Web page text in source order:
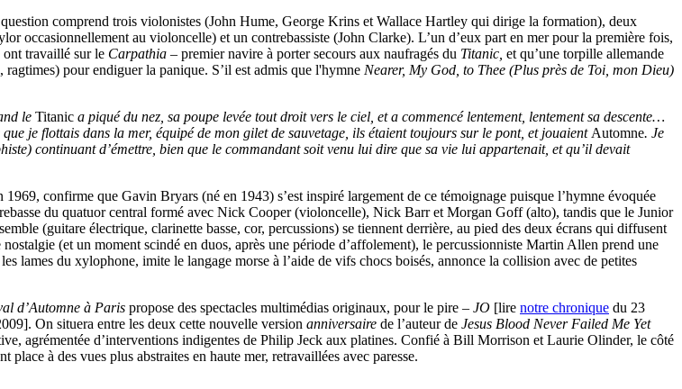
comprend trois violonistes (John Hume, George Krins et Wallace Hartley qui dirige la formation), deux
au violoncelle) et un contrebassiste (John Clarke). L’un d’eux part en mer pour la première fois,
ont travaillé sur le Carpathia – premier navire à porter secours aux naufragés du Titanic, et qu’une torpille allemande
pour endiguer la panique. S’il est admis que l'hymne Nearer, My God, to Thee (Plus près de Toi, mon Dieu)
le Titanic a piqué du nez, sa poupe levée tout droit vers le ciel, et a commencé lentement, lentement sa descente…
je flottais dans la mer, équipé de mon gilet de sauvetage, ils étaient toujours sur le pont, et jouaient Automne. Je
continuant d’émettre, bien que le commandant soit venu lui dire que sa vie lui appartenait, et qu’il devait
1969, confirme que Gavin Bryars (né en 1943) s’est inspiré largement de ce témoignage puisque l’hymne évoquée
du quatuor central formé avec Nick Cooper (violoncelle), Nick Barr et Morgan Goff (alto), tandis que le Junior
(guitare électrique, clarinette basse, cor, percussions) se tiennent derrière, au pied des deux écrans qui diffusent
(et un moment scindé en duos, après une période d’affolement), le percussionniste Martin Allen prend une
lames du xylophone, imite le langage morse à l’aide de vifs chocs boisés, annonce la collision avec de petites
d’Automne à Paris propose des spectacles multimédias originaux, pour le pire – JO [lire notre chronique du 23
On situera entre les deux cette nouvelle version anniversaire de l’auteur de Jesus Blood Never Failed Me Yet
agrémentée d’interventions indigentes de Philip Jeck aux platines. Confié à Bill Morrison et Laurie Olinder, le côté
à des vues plus abstraites en haute mer, retravaillées avec paresse.